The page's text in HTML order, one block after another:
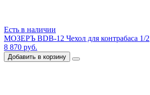
Есть в наличии
МОЗЕРЪ BDB-12 Чехол для контрабаса 1/2
8 870 руб.
Добавить в корзину